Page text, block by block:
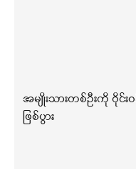
အမျိုးသားတစ်ဦးကို ဝိုင်း
ဖြစ်ပွား